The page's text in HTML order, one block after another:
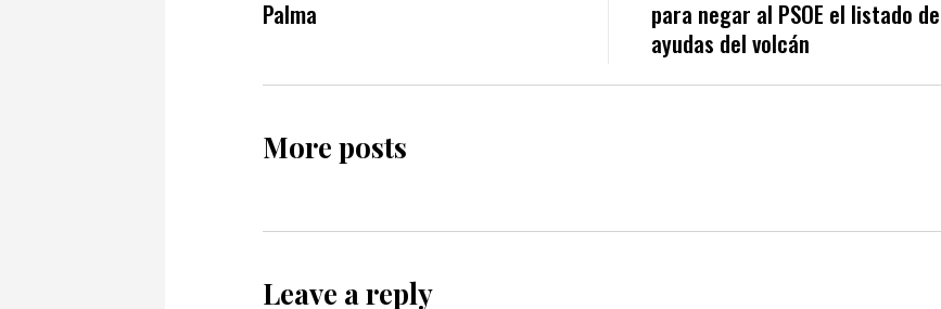
Palma
para negar al PSOE el listado de
ayudas del volcán
More posts
Leave a reply